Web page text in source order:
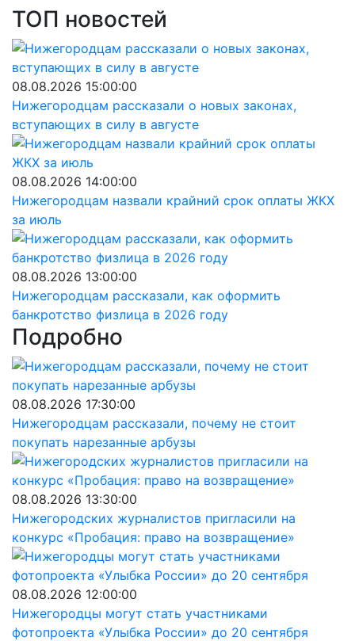
ТОП новостей
08.08.2026 15:00:00
Нижегородцам рассказали о новых законах,
вступающих в силу в августе
08.08.2026 14:00:00
Нижегородцам назвали крайний срок оплаты ЖКХ
за июль
08.08.2026 13:00:00
Нижегородцам рассказали, как оформить
банкротство физлица в 2026 году
Подробно
08.08.2026 17:30:00
Нижегородцам рассказали, почему не стоит
покупать нарезанные арбузы
08.08.2026 13:30:00
Нижегородских журналистов пригласили на
конкурс «Пробация: право на возвращение»
08.08.2026 12:00:00
Нижегородцы могут стать участниками
фотопроекта «Улыбка России» до 20 сентября